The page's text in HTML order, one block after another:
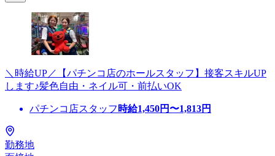
＼時給UP／【パチンコ店のホールスタッフ】接客スキルUP
します♪髪色自由・ネイル可・前払いOK
パチンコ店スタッフ 時給1,450円〜1,813円
勤務地